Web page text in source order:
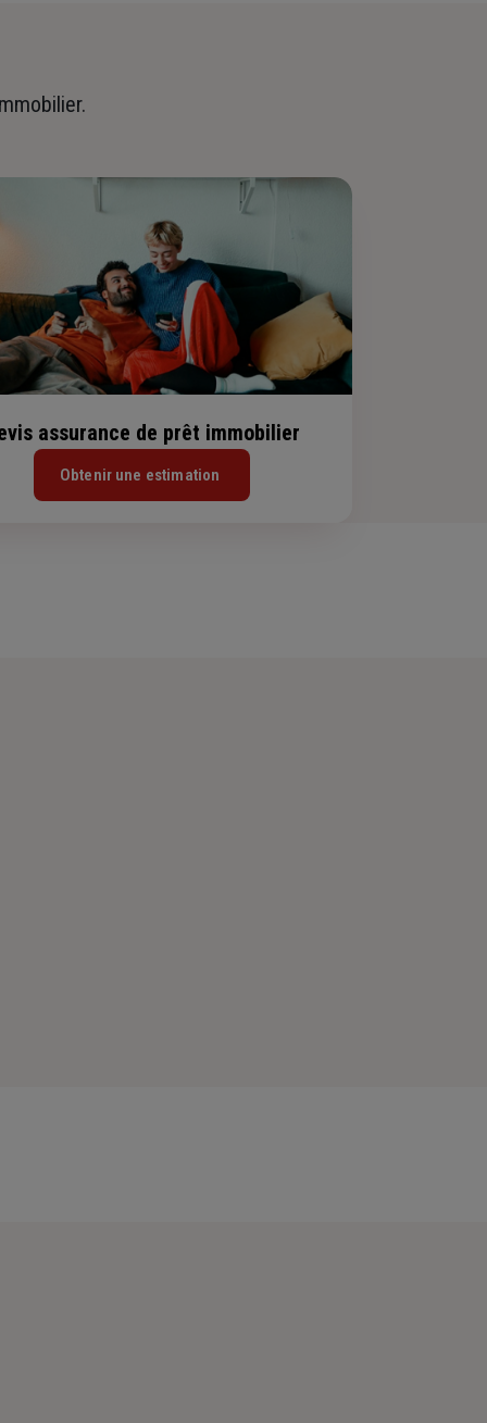
assurance de prêt immobilier
Obtenir une estimation